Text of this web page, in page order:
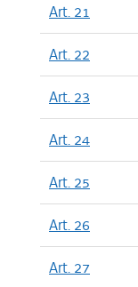
Art. 21
Art. 22
Art. 23
Art. 24
Art. 25
Art. 26
Art. 27